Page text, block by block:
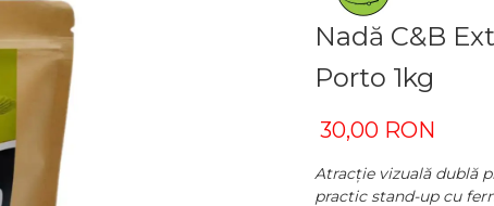
Nadă C&B
Porto 1kg
30,00 RON
Atracție vizuală dublă
practic stand-up cu